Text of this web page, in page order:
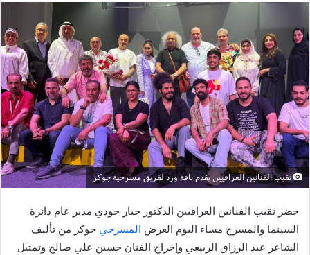
نقيب الفنانين العراقيين يقدم باقة ورد لفريق مسرحية جوكر
حضر نقيب الفنانين العراقيين الدكتور جبار جودي مدير عام دائرة
السينما والمسرح مساء اليوم العرض المسرحي جوكر من تأليف
الشاعر عبد الرزاق الربيعي وإخراج الفنان حسين علي صالح وتمثيل